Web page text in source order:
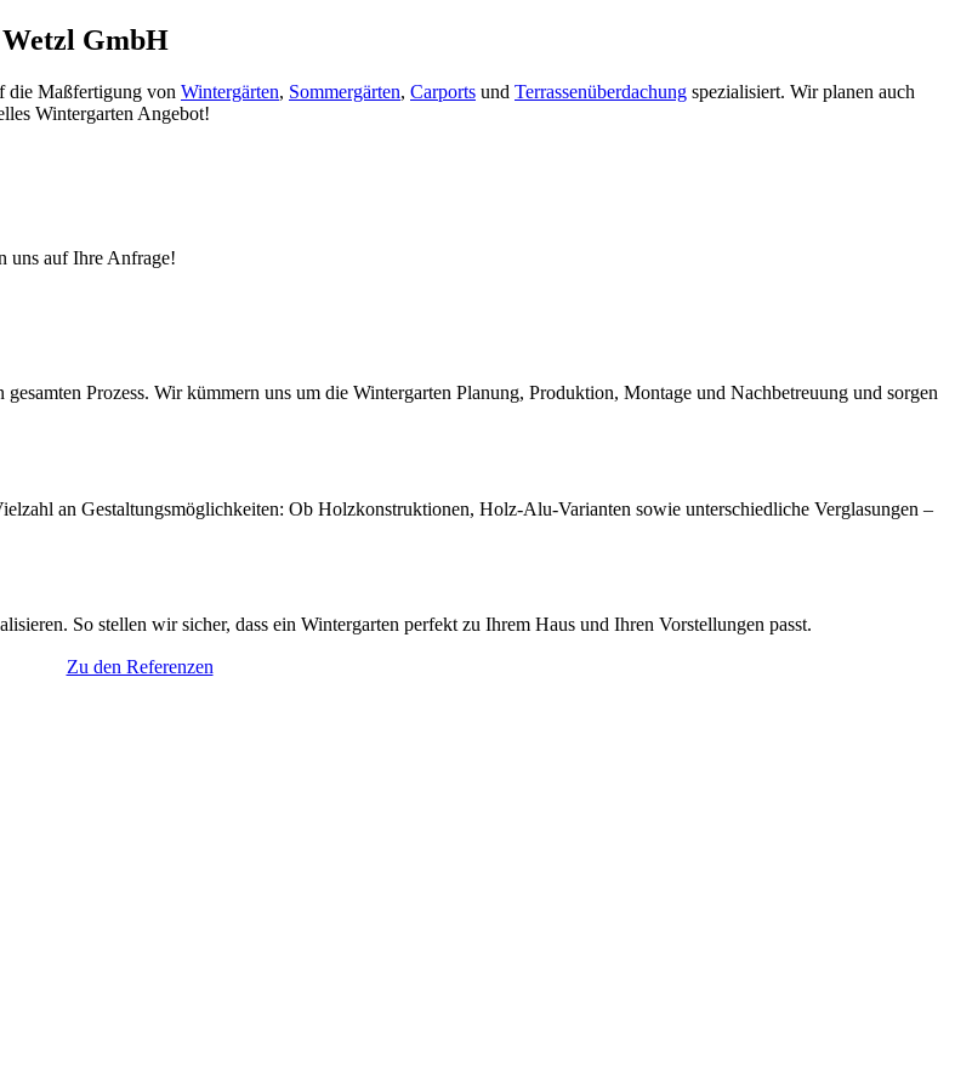
GmbH
die Maßfertigung von Wintergärten, Sommergärten, Carports und Terrassenüberdachung spezialisiert. Wir planen auch
Wintergarten Angebot!
uns auf Ihre Anfrage!
Prozess. Wir kümmern uns um die Wintergarten Planung, Produktion, Montage und Nachbetreuung und sorgen
an Gestaltungsmöglichkeiten: Ob Holzkonstruktionen, Holz-Alu-Varianten sowie unterschiedliche Verglasungen –
So stellen wir sicher, dass ein Wintergarten perfekt zu Ihrem Haus und Ihren Vorstellungen passt.
Zu den Referenzen